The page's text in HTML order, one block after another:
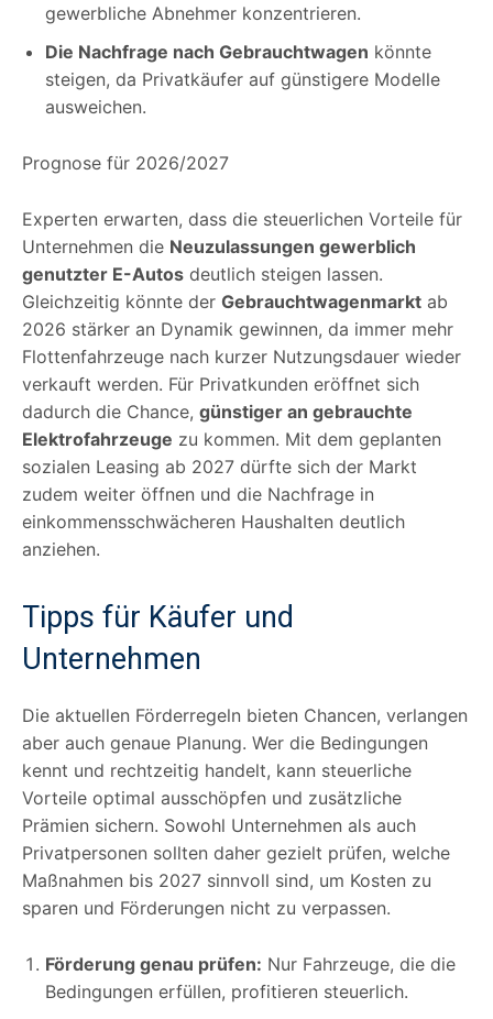
gewerbliche Abnehmer konzentrieren.
Die Nachfrage nach Gebrauchtwagen könnte
steigen, da Privatkäufer auf günstigere Modelle
ausweichen.
Prognose für 2026/2027
Experten erwarten, dass die steuerlichen Vorteile für
Unternehmen die Neuzulassungen gewerblich
genutzter E-Autos deutlich steigen lassen.
Gleichzeitig könnte der Gebrauchtwagenmarkt ab
2026 stärker an Dynamik gewinnen, da immer mehr
Flottenfahrzeuge nach kurzer Nutzungsdauer wieder
verkauft werden. Für Privatkunden eröffnet sich
dadurch die Chance, günstiger an gebrauchte
Elektrofahrzeuge zu kommen. Mit dem geplanten
sozialen Leasing ab 2027 dürfte sich der Markt
zudem weiter öffnen und die Nachfrage in
einkommensschwächeren Haushalten deutlich
anziehen.
Tipps für Käufer und
Unternehmen
Die aktuellen Förderregeln bieten Chancen, verlangen
aber auch genaue Planung. Wer die Bedingungen
kennt und rechtzeitig handelt, kann steuerliche
Vorteile optimal ausschöpfen und zusätzliche
Prämien sichern. Sowohl Unternehmen als auch
Privatpersonen sollten daher gezielt prüfen, welche
Maßnahmen bis 2027 sinnvoll sind, um Kosten zu
sparen und Förderungen nicht zu verpassen.
Förderung genau prüfen: Nur Fahrzeuge, die die
Bedingungen erfüllen, profitieren steuerlich.